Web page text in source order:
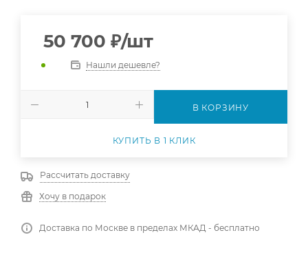
50 700 ₽/шт
Нашли дешевле?
В КОРЗИНУ
КУПИТЬ В 1 КЛИК
Рассчитать доставку
Хочу в подарок
Доставка по Москве в пределах МКАД - бесплатно